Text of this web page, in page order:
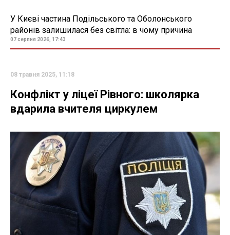
У Києві частина Подільського та Оболонського
районів залишилася без світла: в чому причина
07 серпня 2026, 17:43
08 травня 2025, 11:18
Конфлікт у ліцеї Рівного: школярка
вдарила вчителя циркулем